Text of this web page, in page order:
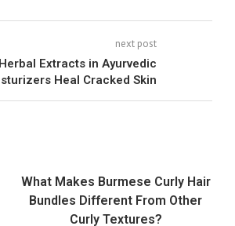
next post
Extracts in Ayurvedic
Heal Cracked Skin
What Makes Burmese Curly Hair
Bundles Different From Other
Curly Textures?